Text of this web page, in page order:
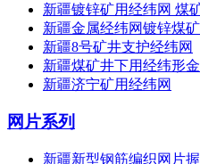
新疆镀锌矿用经纬网 煤
新疆金属经纬网镀锌煤
新疆8号矿井支护经纬网
新疆煤矿井下用经纬形
新疆济宁矿用经纬网
网片系列
新疆新型钢筋编织网片